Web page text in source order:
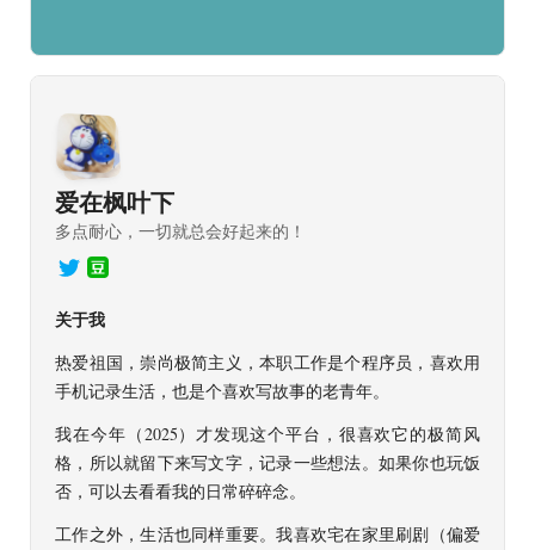
爱在枫叶下
多点耐心，一切就总会好起来的！
关于我
热爱祖国，崇尚极简主义，本职工作是个程序员，喜欢用
手机记录生活，也是个喜欢写故事的老青年。
我在今年（2025）才发现这个平台，很喜欢它的极简风
格，所以就留下来写文字，记录一些想法。如果你也玩饭
否 ，可以去看看我的日常碎碎念。
工作之外，生活也同样重要。我喜欢宅在家里刷剧（偏爱